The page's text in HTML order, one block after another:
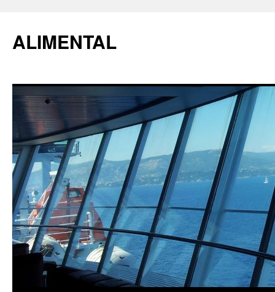
ALIMENTAL